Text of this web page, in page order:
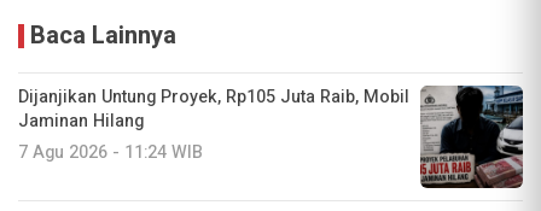
Baca Lainnya
Dijanjikan Untung Proyek, Rp105 Juta Raib, Mobil
Jaminan Hilang
7 Agu 2026 - 11:24 WIB